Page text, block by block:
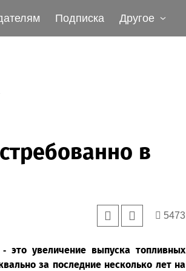
Подписка Другое
в
5473
это увеличение выпуска топливных
за последние несколько лет на